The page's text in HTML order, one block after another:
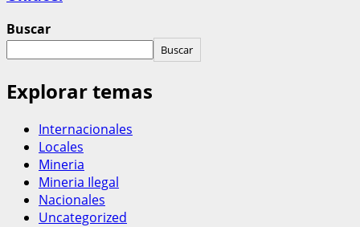
Buscar
Buscar
Explorar temas
Internacionales
Locales
Mineria
Mineria Ilegal
Nacionales
Uncategorized